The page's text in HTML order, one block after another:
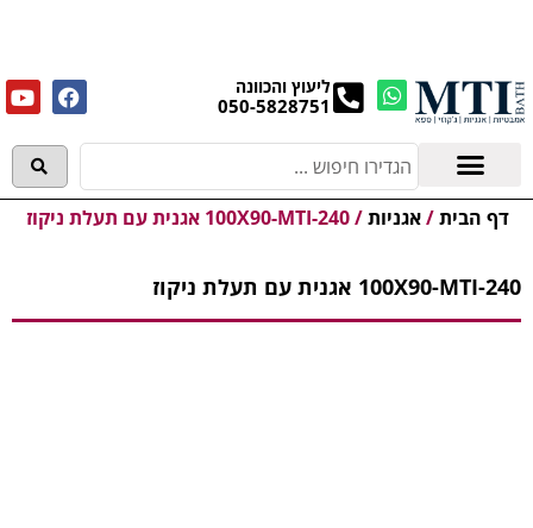
ליעוץ והכוונה
050-5828751
דף הבית/אגניות/100X90-MTI-240 אגנית עם תעלת ניקוז
100X90-MTI-240 אגנית עם תעלת ניקוז